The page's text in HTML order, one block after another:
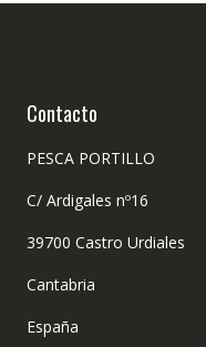
Contacto
PESCA PORTILLO
C/ Ardigales nº16
39700 Castro Urdiales
Cantabria
España